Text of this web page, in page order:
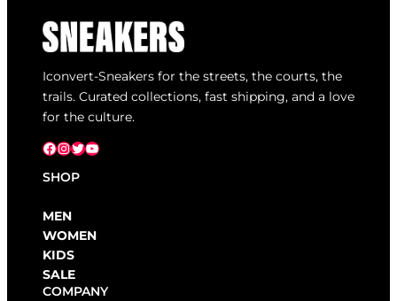
Iconvert-Sneakers for the streets, the courts, the
trails. Curated collections, fast shipping, and a love
for the culture.
Facebook InstagramX YouTube
SHOP
MEN
WOMEN
KIDS
SALE
COMPANY